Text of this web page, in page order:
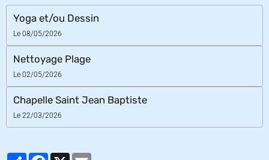
Yoga et/ou Dessin
Le 08/05/2026
Nettoyage Plage
Le 02/05/2026
Chapelle Saint Jean Baptiste
Le 22/03/2026
Partager Facebook